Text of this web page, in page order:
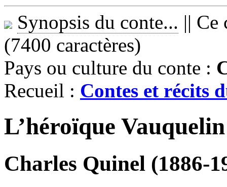
Synopsis du conte... || Ce
(7400 caractères)
Pays ou culture du conte :
Recueil : Contes et récits
L’héroïque Vauquelin
Charles Quinel (1886-